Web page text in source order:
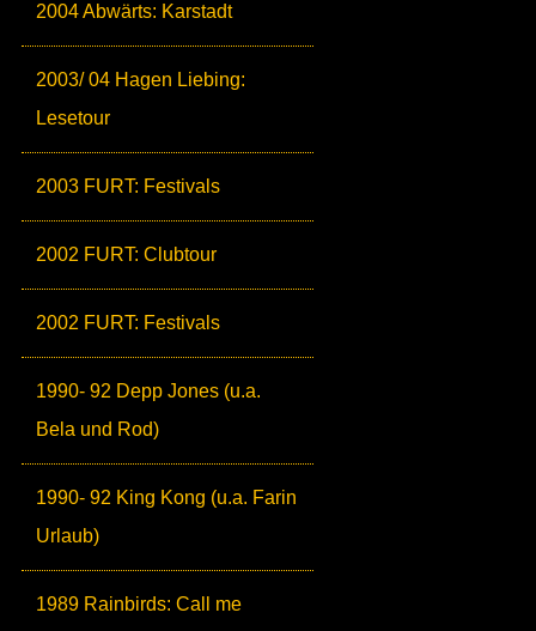
2004 Abwärts: Karstadt
2003/ 04 Hagen Liebing:
Lesetour
2003 FURT: Festivals
2002 FURT: Clubtour
2002 FURT: Festivals
1990- 92 Depp Jones (u.a.
Bela und Rod)
1990- 92 King Kong (u.a. Farin
Urlaub)
1989 Rainbirds: Call me